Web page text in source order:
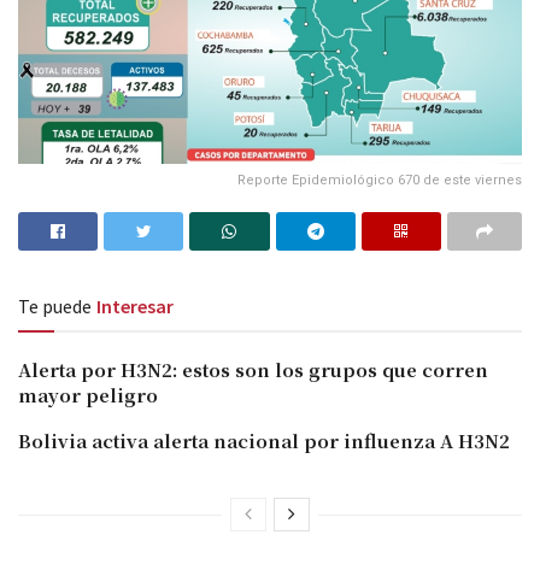
Reporte Epidemiológico 670 de este viernes
Te puede Interesar
Alerta por H3N2: estos son los grupos que corren
mayor peligro
Bolivia activa alerta nacional por influenza A H3N2